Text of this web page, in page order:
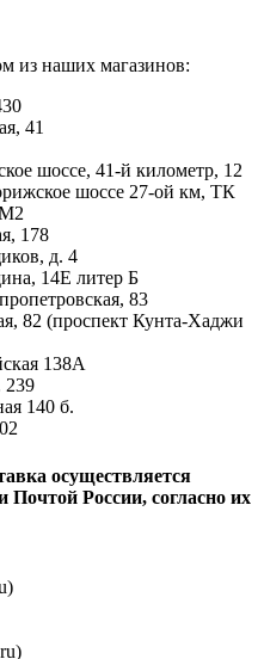
из наших магазинов:
41
шоссе, 41-й километр, 12
шоссе 27-ой км, ТК
178
д. 4
14Е литер Б
83
82 (проспект Кунта-Хаджи
138А
239
140 б.
осуществляется
России, согласно их